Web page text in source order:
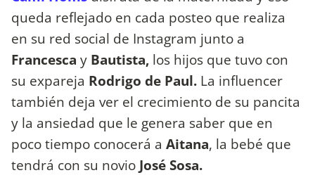
queda reflejado en cada posteo que realiza
en su red social de Instagram junto a
Francesca y Bautista, los hijos que tuvo con
su expareja Rodrigo de Paul. La influencer
también deja ver el crecimiento de su pancita
y la ansiedad que le genera saber que en
poco tiempo conocerá a Aitana, la bebé que
tendrá con su novio José Sosa.